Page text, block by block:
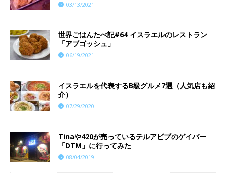
03/13/2021
世界ごはんたべ記#64 イスラエルのレストラン
「アブゴッシュ」
06/19/2021
イスラエルを代表するB級グルメ7選（人気店も紹
介）
07/29/2020
Tinaや420が売っているテルアビブのゲイバー
「DTM」に行ってみた
08/04/2019